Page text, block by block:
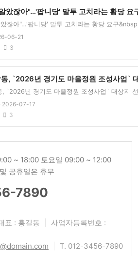
았잖아"…'팝니당' 말투 고치라는 황당 요
잖아"…'팝니당' 말투 고치라는 황당 요구
06-21
3
, `2026년 경기도 마을정원 조성사업`
, `2026년 경기도 마을정원 조성사업` 대상지
2026-07-17
3
~ 18:00 토요일 09:00 ~ 12:00
공휴일은 휴무
7890
표 : 홍길동
사업자등록번호 :
T. 012-3456-7890